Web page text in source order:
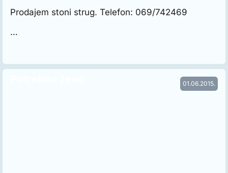
Prodajem stoni strug. Telefon: 069/742469
…
01.06.2015.